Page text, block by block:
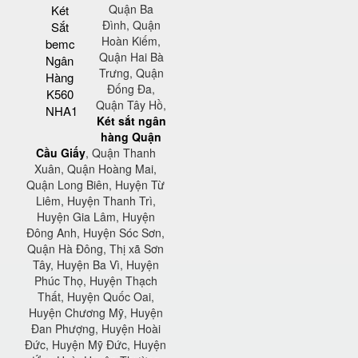
Két
Sắt
bemc
Ngân
Hàng
K560
NHA1
Quận Ba
Đình, Quận
Hoàn Kiếm,
Quận Hai Bà
Trưng, Quận
Đống Đa,
Quận Tây Hồ,
Két sắt ngân
hàng Quận
Cầu Giấy, Quận Thanh
Xuân, Quận Hoàng Mai,
Quận Long Biên, Huyện Từ
Liêm, Huyện Thanh Trì,
Huyện Gia Lâm, Huyện
Đông Anh, Huyện Sóc Sơn,
Quận Hà Đông, Thị xã Sơn
Tây, Huyện Ba Vì, Huyện
Phúc Thọ, Huyện Thạch
Thất, Huyện Quốc Oai,
Huyện Chương Mỹ, Huyện
Đan Phượng, Huyện Hoài
Đức, Huyện Mỹ Đức, Huyện